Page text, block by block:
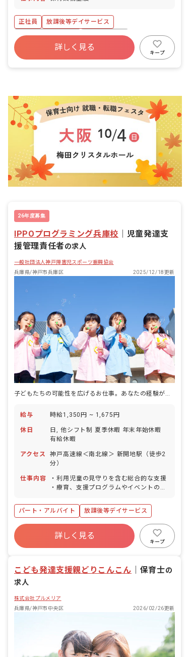
正社員
放課後等デイサービス
ボーナス・賞与あり
社会保険完備
詳しく見る
キープ
26年度募集
IPPOプログラミング兵庫校
児童発達支
援管理責任者の求人
一般社団法人神戸障害児スポーツ振興協会
兵庫県/神戸市兵庫区
2025/12/18更新
子どもたちの可能性を広げるお仕事。あなたの経験が輝く場所です！
給与 時給1,350円 ~ 1,675円
休日
日, 他シフト制 夏季休暇 年末年始休暇
有給休暇
アクセス
神戸高速線＜南北線＞ 新開地駅（徒歩2
分）
仕事内容
・利用児童の見守りを含む総合的な支援
・療育、支援プログラムやイベントの企
転免許をお持ちでいない方は添乗をお願
いします） ・スタッフミーティングでの
情報共有
パート・アルバイト 放課後等デイサービス
詳しく見る
キープ
こども発達支援親どりこんこん 保育士の
求人
株式会社プルメリア
兵庫県/神戸市中央区
2026/02/26更新